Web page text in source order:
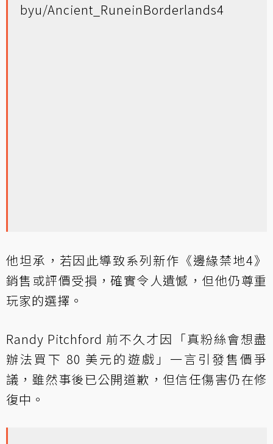
byu/Ancient_RuneinBorderlands4
他坦承，若因此導致系列新作《邊緣禁地4》
銷售或評價受損，確實令人遺憾，但他仍尊重
玩家的選擇。
Randy Pitchford 前不久才因「真粉絲會想盡
辦法買下 80 美元的遊戲」一言引發售價爭
議，雖然事後已公開道歉，但信任傷害仍在修
復中。